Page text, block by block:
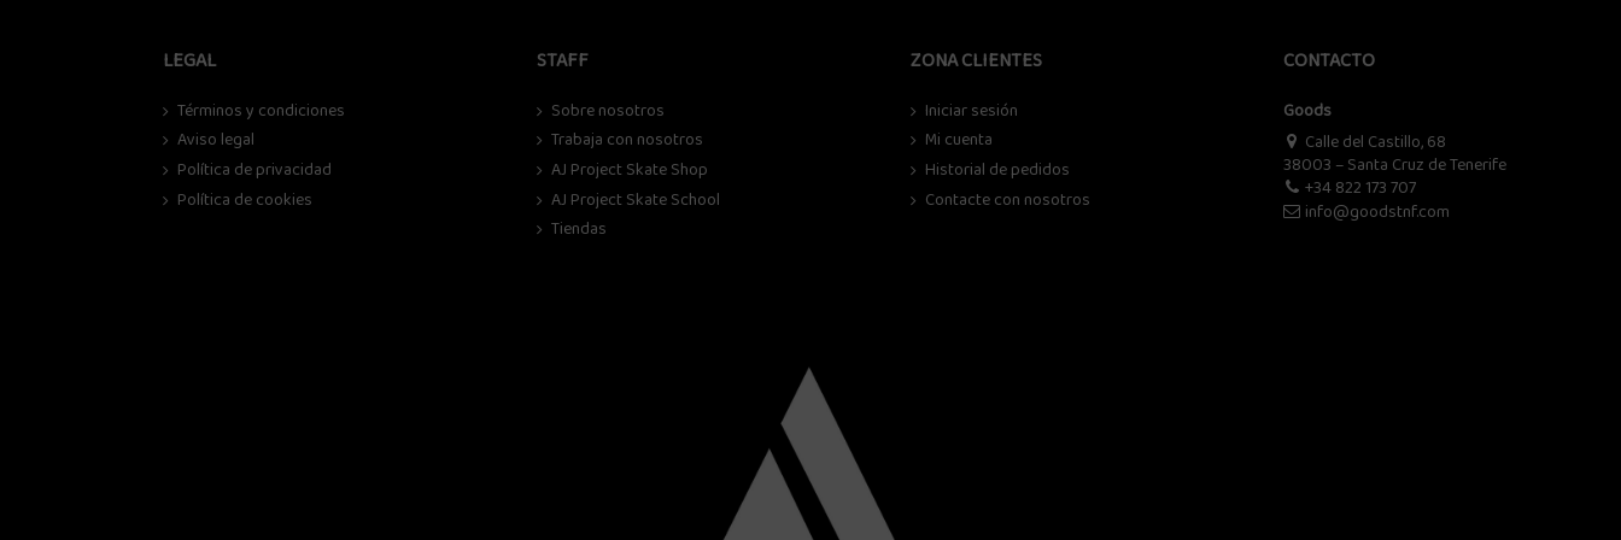
LEGAL
Términos y condiciones
Aviso legal
Política de privacidad
Política de cookies
STAFF
Sobre nosotros
Trabaja con nosotros
AJ Project Skate Shop
AJ Project Skate School
Tiendas
ZONA CLIENTES
Iniciar sesión
Mi cuenta
Historial de pedidos
Contacte con nosotros
CONTACTO
Goods
Calle del Castillo, 68
38003 – Santa Cruz de Tenerife
+34 822 173 707
info@goodstnf.com